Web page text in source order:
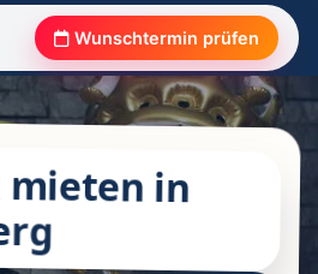
Wunschtermin prüfen
mieten in